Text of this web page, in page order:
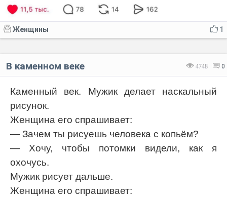
1
Женщины
4748 0
В каменном веке
Каменный век. Мужик делает наскальный
рисунок.
Женщина его спрашивает:
— Зачем ты рисуешь человека с копьём?
— Хочу, чтобы потомки видели, как я
охочусь.
Мужик рисует дальше.
Женщина его спрашивает: